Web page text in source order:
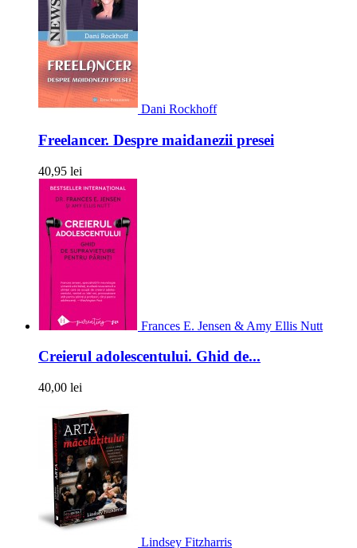
Dani Rockhoff
Freelancer. Despre maidanezii presei
40,95 lei
Frances E. Jensen & Amy Ellis Nutt
Creierul adolescentului. Ghid de...
40,00 lei
Lindsey Fitzharris